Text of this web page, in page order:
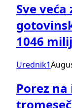
Sve
1046
Urednik1
Porez